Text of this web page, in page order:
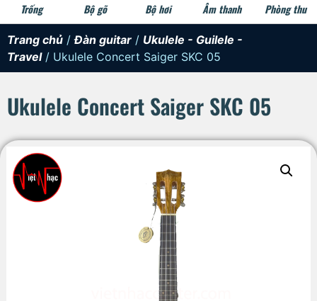
Trống Bộ gõ Bộ hơi Âm thanh Phòng thu
Trang chủ /Đàn guitar / Ukulele - Guilele -
Travel/ Ukulele Concert Saiger SKC 05
Ukulele Concert Saiger SKC 05